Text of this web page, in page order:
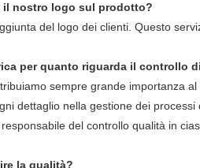
il nostro logo sul prodotto?
del logo dei clienti. Questo
per quanto riguarda il controllo
sempre grande importanza
dettaglio nella gestione dei
del controllo qualità in
la qualità?